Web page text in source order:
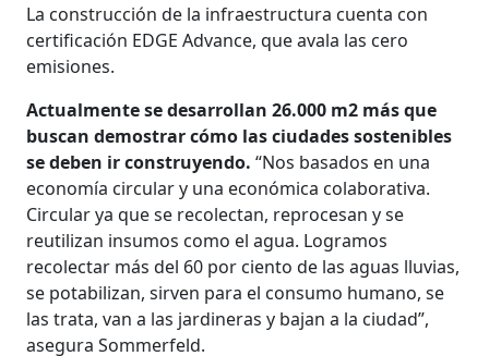
La construcción de la infraestructura cuenta con
certificación EDGE Advance, que avala las cero
emisiones.
Actualmente se desarrollan 26.000 m2 más que
buscan demostrar cómo las ciudades sostenibles
se deben ir construyendo. “Nos basados en una
economía circular y una económica colaborativa.
Circular ya que se recolectan, reprocesan y se
reutilizan insumos como el agua. Logramos
recolectar más del 60 por ciento de las aguas lluvias,
se potabilizan, sirven para el consumo humano, se
las trata, van a las jardineras y bajan a la ciudad”,
asegura Sommerfeld.